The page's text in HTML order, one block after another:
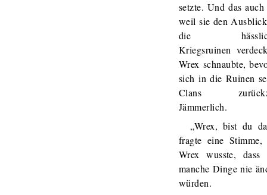
setzte. Und das auch
weil sie den
die
Kriegsruinen
Wrex schnaubte,
sich in die Ruinen
Clans
Jämmerlich.
„Wrex, bist du
fragte eine Stimme,
Wrex wusste, dass
manche Dinge nie
würden.